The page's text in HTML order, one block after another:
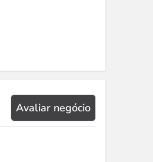
Avaliar negócio